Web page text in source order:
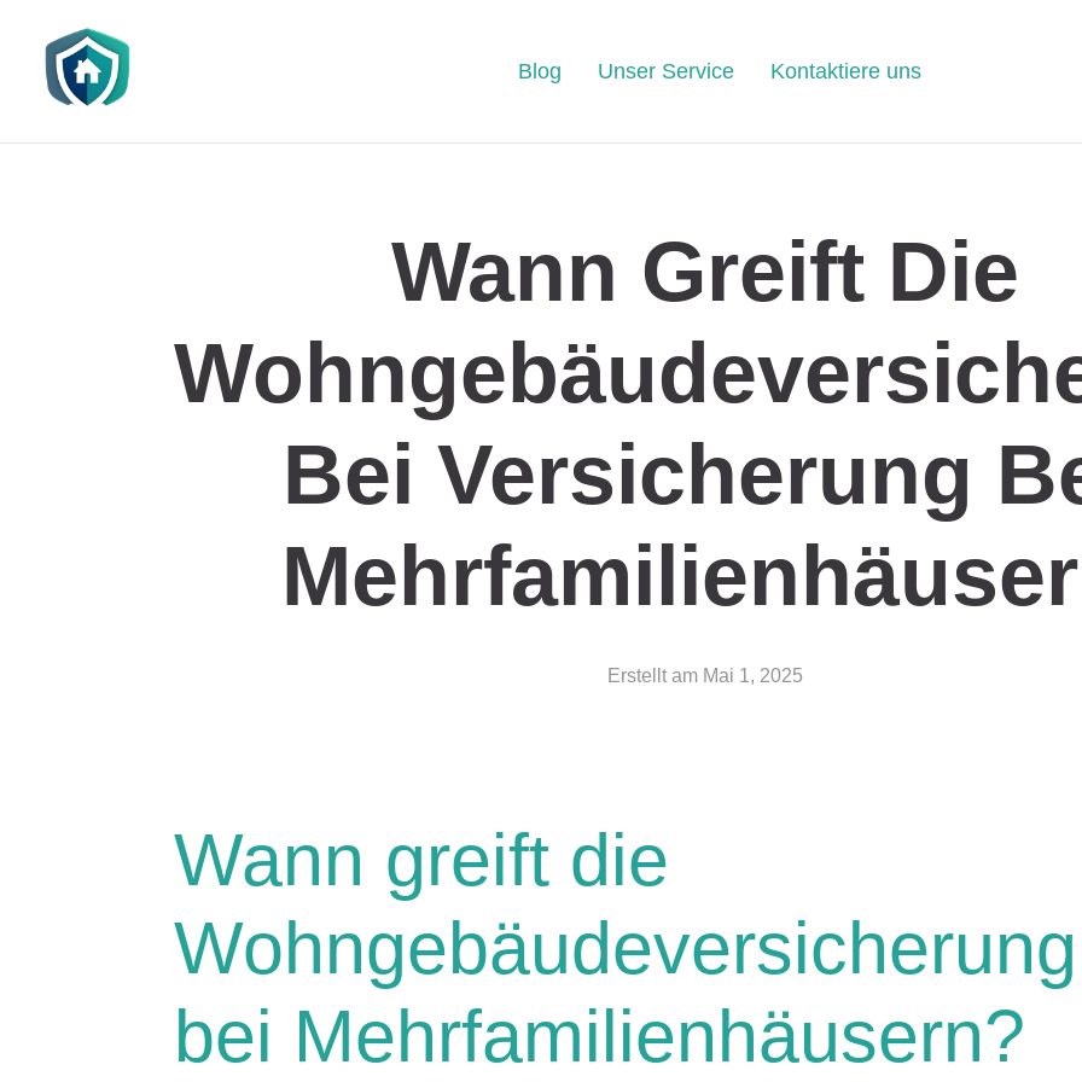
Blog Unser Service Kontaktiere uns
Wann Greift Die
Bei Versicherung
Erstellt am Mai 1, 2025
Wann greift die
Wohngebäudeversicherung
bei Mehrfamilienhäusern?